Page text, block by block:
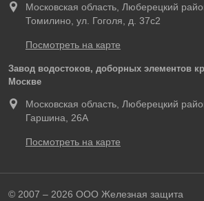
Московская область, Люберецкий
Томилино, ул. Гоголя, д. 37с2
Посмотреть на карте
Завод водостоков, доборных элементов
Москве
Московская область, Люберецкий
Гаршина, 26А
Посмотреть на карте
© 2007 – 2026 ООО Железная защита